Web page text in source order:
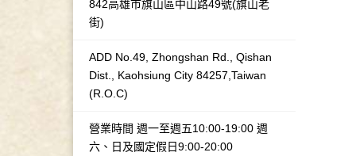
842高雄市旗山區中山路49號(旗山老
街)
ADD No.49, Zhongshan Rd., Qishan
Dist., Kaohsiung City 84257,Taiwan
(R.O.C)
營業時間 週一至週五10:00-19:00 週
六、日及國定假日9:00-20:00